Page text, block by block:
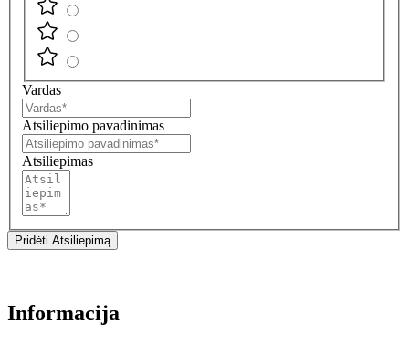
Vardas
Atsiliepimo pavadinimas
Atsiliepimas
Pridėti Atsiliepimą
Informacija